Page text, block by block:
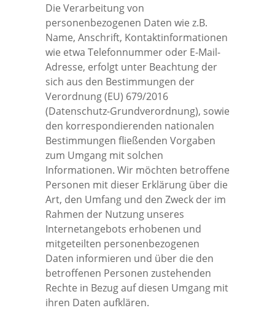
Die Verarbeitung von
personenbezogenen Daten wie z.B.
Name, Anschrift, Kontaktinformationen
wie etwa Telefonnummer oder E-Mail-
Adresse, erfolgt unter Beachtung der
sich aus den Bestimmungen der
Verordnung (EU) 679/2016
(Datenschutz-Grundverordnung), sowie
den korrespondierenden nationalen
Bestimmungen fließenden Vorgaben
zum Umgang mit solchen
Informationen. Wir möchten betroffene
Personen mit dieser Erklärung über die
Art, den Umfang und den Zweck der im
Rahmen der Nutzung unseres
Internetangebots erhobenen und
mitgeteilten personenbezogenen
Daten informieren und über die den
betroffenen Personen zustehenden
Rechte in Bezug auf diesen Umgang mit
ihren Daten aufklären.